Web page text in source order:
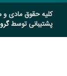
کلیه حقوق مادی
پشتیبانی توسط